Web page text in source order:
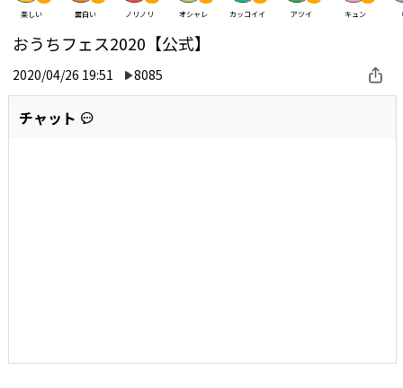
楽しい 面白い ノリノリ オシャレ カッコイイ アツイ キュン
おうちフェス2020【公式】
2020/04/26 19:51 8085
チャット